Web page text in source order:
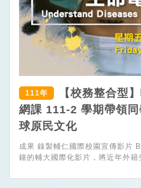
111年
【校務整合型
網課 111-2 學期帶領
球原民文化
成果 錄製輔仁國際校園宣傳影片 BPIS與國際雙語校園影片：約3分
鐘的輔大國際化影片，將近年外籍